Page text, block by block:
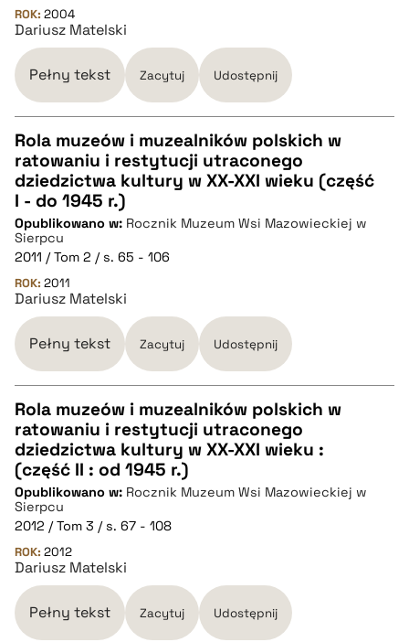
pobierz cytat
BIBTEX
pobierz cytat
ROK: 2004
Dariusz Matelski
Pełny tekst Zacytuj Udostępnij
CZYSTY TEKST
pobierz cytat
BIBTEX
pobierz cytat
Rola muzeów i muzealników polskich w
ratowaniu i restytucji utraconego
dziedzictwa kultury w XX-XXI wieku (część
I - do 1945 r.)
Opublikowano w: Rocznik Muzeum Wsi Mazowieckiej w
Sierpcu
2011 / Tom 2 / s. 65 - 106
ROK: 2011
Dariusz Matelski
Pełny tekst Zacytuj Udostępnij
CZYSTY TEKST
pobierz cytat
BIBTEX
pobierz cytat
Rola muzeów i muzealników polskich w
ratowaniu i restytucji utraconego
dziedzictwa kultury w XX-XXI wieku :
(część II : od 1945 r.)
Opublikowano w: Rocznik Muzeum Wsi Mazowieckiej w
Sierpcu
2012 / Tom 3 / s. 67 - 108
ROK: 2012
Dariusz Matelski
Pełny tekst Zacytuj Udostępnij